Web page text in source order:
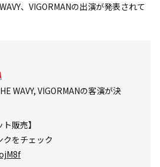
、VIGORMANの出演が発表されて
WAVY, VIGORMANの客演が決
販売】
クをチェック